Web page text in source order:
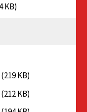
KB)
(219 KB)
(212 KB)